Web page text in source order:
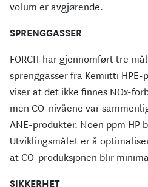
volum er avgjørende.
SPRENGGASSER
FORCIT har gjennomført tre
sprenggasser fra Kemiitti
viser at det ikke finnes NOx-
men CO-nivåene var
ANE-produkter. Noen ppm HP
Utviklingsmålet er å
at CO-produksjonen blir
SIKKERHET